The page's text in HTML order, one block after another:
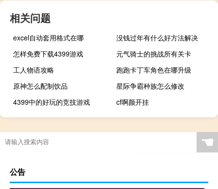
相关问题
excel自动套用格式在哪
没钱过年有什么好方法解决
怎样免费下载4399游戏
元气骑士的挑战所有关卡
工人物语攻略
跑跑卡丁车角色在哪升级
原神怎么配制饮品
星际争霸种族怎么修改
4399中的好玩的竞技游戏
cf啊颜开挂
☚
公告